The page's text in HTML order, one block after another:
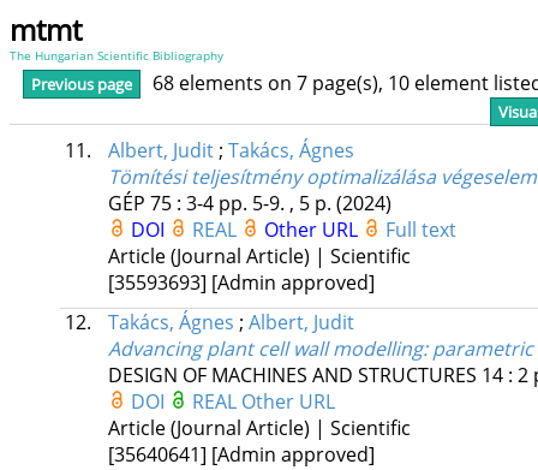
mtmt
The Hungarian Scientific Bibliography
Previous page 68 elements on 7 page(s), 10 element
11. Albert, Judit; Takács, Ágnes
Tömítési teljesítmény optimalizálása
GÉP 75: 3-4 pp. 5-9. , 5 p. (2024)
DOI
REAL Other URL
Full text
Article (Journal Article) | Scientific
[35593693] [Admin approved]
12.
Takács, Ágnes ; Albert, Judit
Advancing plant cell wall modelling:
DESIGN OF MACHINES AND STRUCTURES 14: 2
DOI
REAL Other URL
Article (Journal Article) | Scientific
[35640641] [Admin approved]